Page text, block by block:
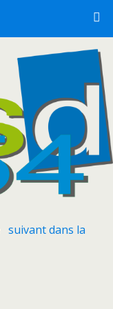
suivant dans la